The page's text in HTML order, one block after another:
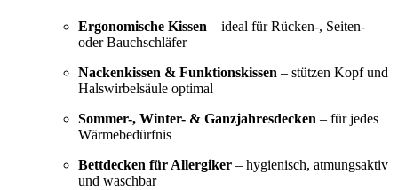
Ergonomische Kissen – ideal für Rücken-, Seiten-
oder Bauchschläfer
Nackenkissen & Funktionskissen – stützen Kopf und
Halswirbelsäule optimal
Sommer-, Winter- & Ganzjahresdecken – für jedes
Wärmebedürfnis
Bettdecken für Allergiker – hygienisch, atmungsaktiv
und waschbar